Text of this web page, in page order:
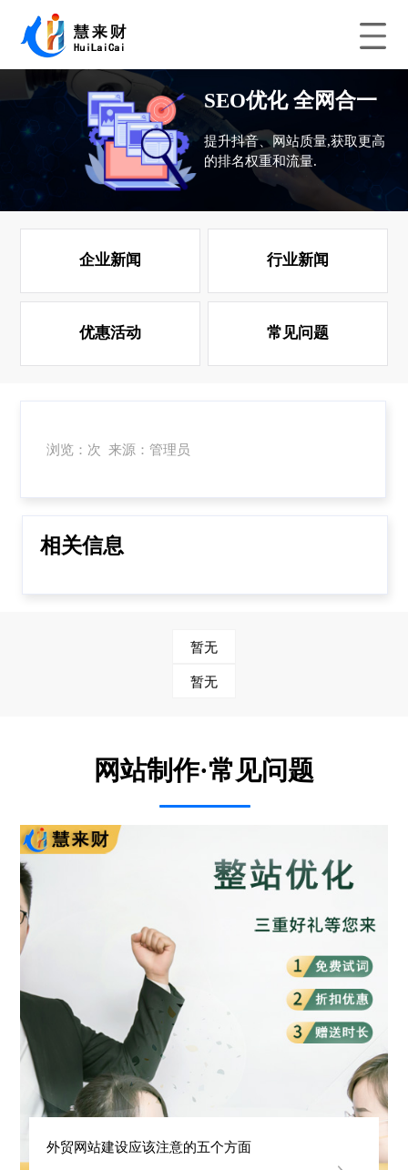
SEO优化 全网合一
提升抖音、网站质量,获取更高
的排名权重和流量.
企业新闻 行业新闻
优惠活动 常见问题
浏览：次 来源：管理员
相关信息
暂无
暂无
网站制作·常见问题
外贸网站建设应该注意的五个方面